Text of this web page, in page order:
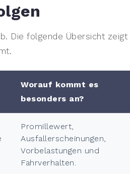
Die folgende Übersicht zeigt
Worauf kommt es
besonders an?
Promillewert,
Ausfallerscheinungen,
Vorbelastungen und
Fahrverhalten.